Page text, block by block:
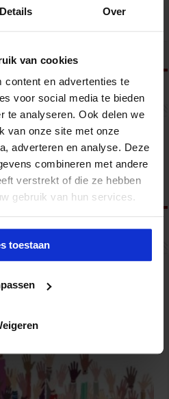
Details Over
van cookies
content en advertenties te
voor social media te bieden
te analyseren. Ook delen we
van onze site met onze
adverteren en analyse. Deze
combineren met andere
verstrekt of die ze hebben
gebruik van hun services.
toestaan
organisatie
voor Bedrijf en Overheid (SBO)
zo’n 200 opleidingen en
o.a. onderwijs, veiligheid, milieu
bouw & infra en overheid.